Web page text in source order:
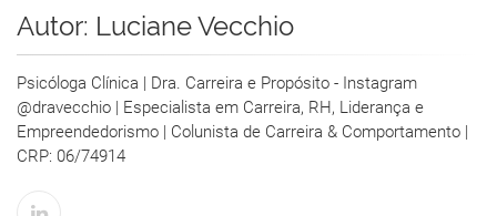
Autor: Luciane Vecchio
Psicóloga Clínica | Dra. Carreira e Propósito - Instagram
@dravecchio | Especialista em Carreira, RH, Liderança e
Empreendedorismo | Colunista de Carreira & Comportamento |
CRP: 06/74914